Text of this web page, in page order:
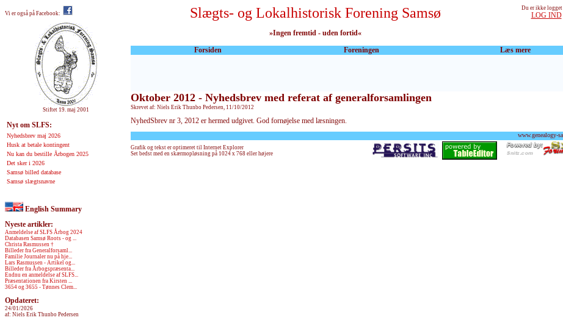
Vi er også på Facebook:
Stiftet 19. maj 2001
Nyt om SLFS:
Nyhedsbrev maj 2026
Husk at betale kontingent
Nu kan du bestille Årbogen 2025
Det sker i 2026
Samsø billed database
Samsø slægtsnavne
English Summary
Nyeste artikler:
Anmeldelse af SLFS Årbog 2024
Databasen Samsø Roots - og ...
Christa Rasmussen †
Billeder fra Generalforsaml...
Familie Journaler nu på hje...
Lars Rasmussen - Artikel og...
Billeder fra Årbogspræsenta...
Endnu en anmeldelse af SLFS...
Præsentationen fra Kirsten ...
3654 og 3655 - Tønnes Clem...
Opdateret:
24/01/2026
af: Niels Erik Thunbo Pedersen
Slægts- og Lokalhistorisk Forening Samsø Du er ikke
LOG IND
»Ingen fremtid - uden fortid«
Forsiden
Foreningen Læs mere
Oktober 2012 - Nyhedsbrev med referat af generalforsamlingen
Skrevet af: Niels Erik Thunbo Pedersen, 11/10/2012
NyhedSbrev nr 3, 2012 er hermed udgivet. God fornøjelse med læsningen.
www.genealogy-
Grafik og tekst er optimeret til Internet Explorer
Set bedst med en skærmopløsning på 1024 x 768 eller højere